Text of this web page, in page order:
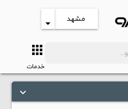
مشهد arrow_drop_down
apps
خدمات
keyboard_arrow_down